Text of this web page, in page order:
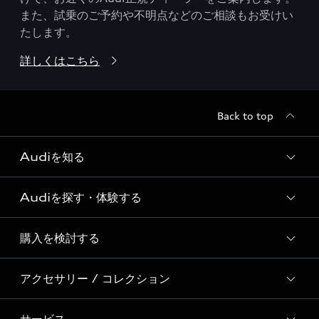
また、試乗のご予約や不明点などのご相談もお受けい
たします。
詳しくはこちら
Back to top
Audiを知る
Audi ブランド
Story of Progress
Audi Sport
Formula 1®
デジタルサービス
Audiを探す・体験する
ディーラー検索
新車在庫検索
試乗車・展示車検索
購入を検討する
モデル一覧
特別仕様モデル / 限定モデル
アクセサリー / コレクション